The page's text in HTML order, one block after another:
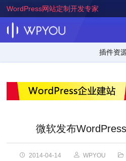
WordPress网站定制开发专家
插件资
微软发布
2014-04-14 WPYOU